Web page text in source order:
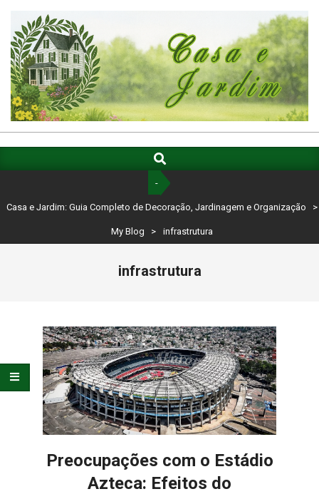
content
CASA
E
GUIA
COMPLETO
DECORAÇÃO,
ORGANIZAÇÃO
Navigation
Search
-
Casa e Jardim: Guia Completo de Decoração, Jardinagem e Organização >
My Blog > infrastrutura
infrastrutura
Preocupações com o Estádio
Azteca: Efeitos do